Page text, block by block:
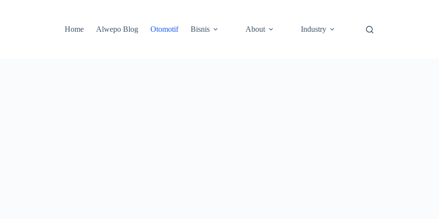
Home
Alwepo Blog Otomotif Bisnis About Industry